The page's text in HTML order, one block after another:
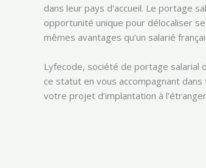
dans leur pays d’accueil. Le portage
opportunité unique pour délocaliser
mêmes avantages qu’un salarié
Lyfecode, société de portage salarial
ce statut en vous accompagnant
votre projet d’implantation à